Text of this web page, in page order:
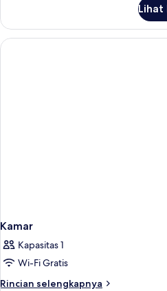
Tropical
Garden
Pool
Lihat
Kamar
Kapasitas 1
Wi-Fi Gratis
Rincian selengkapnya
Rincian